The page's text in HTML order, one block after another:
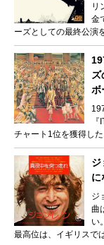
リ
金
ーズとしての最終公演
ズ
ボ
チャート1位を獲得し
ジ
に
ジ
曲
い
最高位は、イギリスで